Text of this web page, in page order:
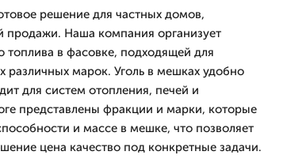
решение для частных домов,
продажи. Наша компания организует
топлива в фасовке, подходящей для
различных марок. Уголь в мешках удобно
для систем отопления, печей и
представлены фракции и марки, которые
и массе в мешке, что позволяет
цена качество под конкретные задачи.